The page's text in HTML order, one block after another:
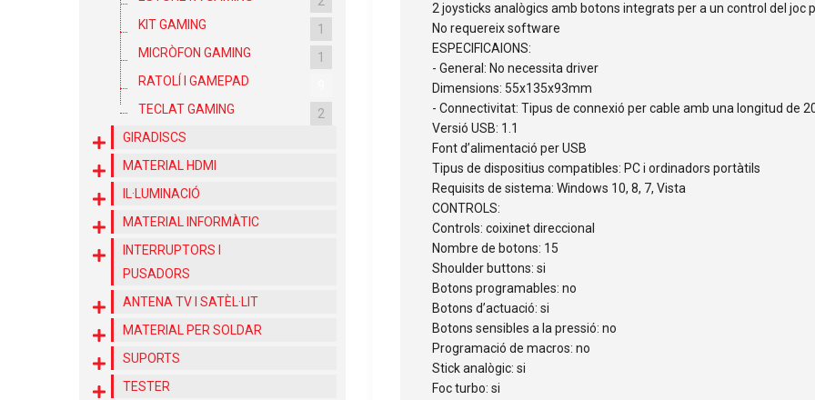
KIT GAMING
1
MICRÒFON GAMING
1
RATOLÍ I GAMEPAD
TECLAT GAMING
2
GIRADISCS
MATERIAL HDMI
IL·LUMINACIÓ
MATERIAL INFORMÀTIC
INTERRUPTORS I
PUSADORS
ANTENA TV I SATÈL·LIT
MATERIAL PER SOLDAR
SUPORTS
TESTER
2 joysticks analògics amb botons integrats per a un control del joc
No requereix software
ESPECIFICAIONS:
- General: No necessita driver
Dimensions: 55x135x93mm
- Connectivitat: Tipus de connexió per cable amb una longitud de
Versió USB: 1.1
Font d’alimentació per USB
Tipus de dispositius compatibles: PC i ordinadors portàtils
Requisits de sistema: Windows 10, 8, 7, Vista
CONTROLS:
Controls: coixinet direccional
Nombre de botons: 15
Shoulder buttons: si
Botons programables: no
Botons d’actuació: si
Botons sensibles a la pressió: no
Programació de macros: no
Stick analògic: si
Foc turbo: si